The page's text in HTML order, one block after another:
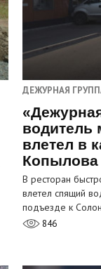
ДЕЖУРНАЯ
водитель
влетел в
Копылова
В ресторан
влетел спящий
подъезде к
846